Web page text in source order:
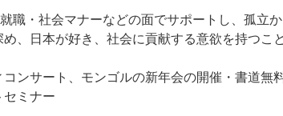
職・社会マナーなどの面でサポートし、孤立
、日本が好き、社会に貢献する意欲を持つこ
ンサート、モンゴルの新年会の開催・書道無
セミナー